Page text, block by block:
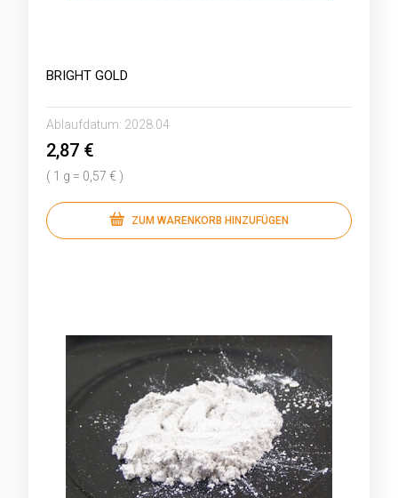
BRIGHT GOLD
Ablaufdatum: 2028.04
2,87 €
( 1 g = 0,57 € )
ZUM WARENKORB HINZUFÜGEN